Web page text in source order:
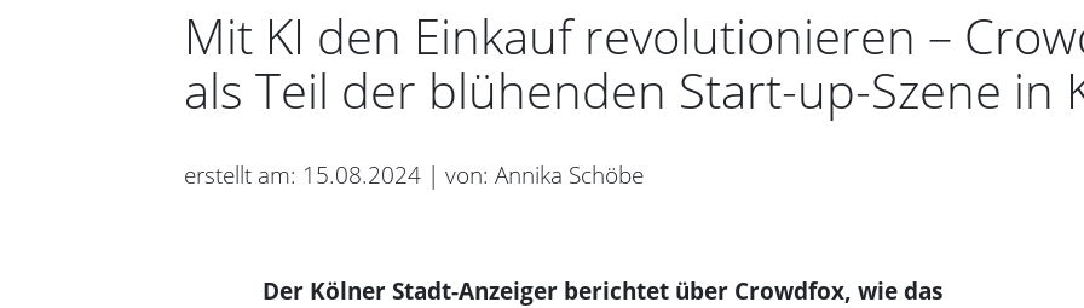
Mit KI den Einkauf revolutionieren –
als Teil der blühenden Start-up-Szene in
erstellt am: 15.08.2024 | von: Annika Schöbe
Der Kölner Stadt-Anzeiger berichtet über Crowdfox, wie das